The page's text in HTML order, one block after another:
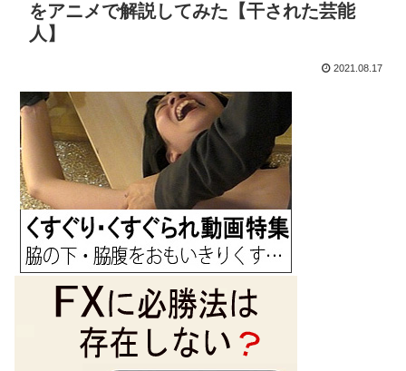
をアニメで解説してみた【干された芸能
人】
2021.08.17